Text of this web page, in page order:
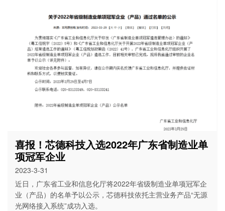
喜报！芯德科技入选2022年广东省制造业单
项冠军企业
2023-3-31
近日，广东省工业和信息化厅将2022年省级制造业单项冠军企
业（产品）的名单予以公示，芯德科技依托主营业务产品“无源
光网络接入系统”成功入选。